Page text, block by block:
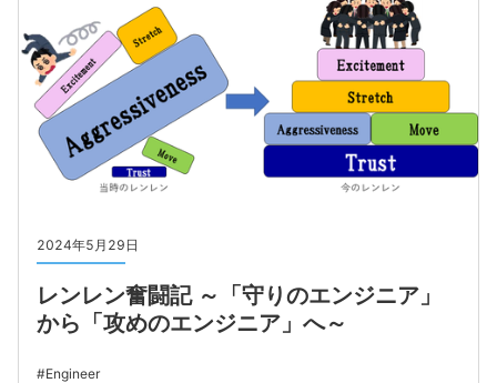
2024年5月29日
レンレン奮闘記 ～「守りのエンジニア」
から「攻めのエンジニア」へ～
Engineer